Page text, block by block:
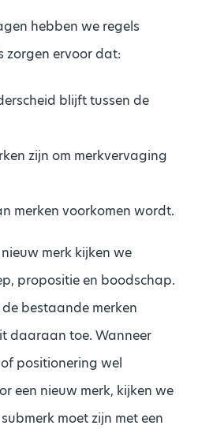
hebben we regels
zorgen ervoor dat:
blijft tussen de
zijn om merkvervaging
merken voorkomen wordt.
merk kijken we
propositie en boodschap.
bestaande merken
daaraan toe. Wanneer
positionering wel
een nieuw merk, kijken we
moet zijn met een